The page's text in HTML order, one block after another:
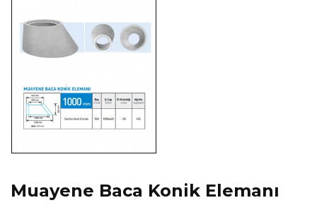
Muayene Baca Konik Elemanı